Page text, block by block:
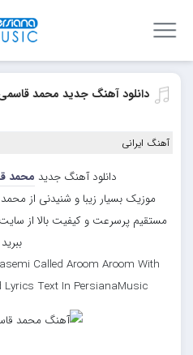
دانلود آهنگ جدید محمد
آهنگ ایرانی
دانلود آهنگ جدید محمد
موزیک بسیار زیبا و شنیدنی از
مستقیم پرسرعت و کیفیت بالا از سایت
ببرید
Called Aroom Aroom With
Lyrics Text In PersianaMusic